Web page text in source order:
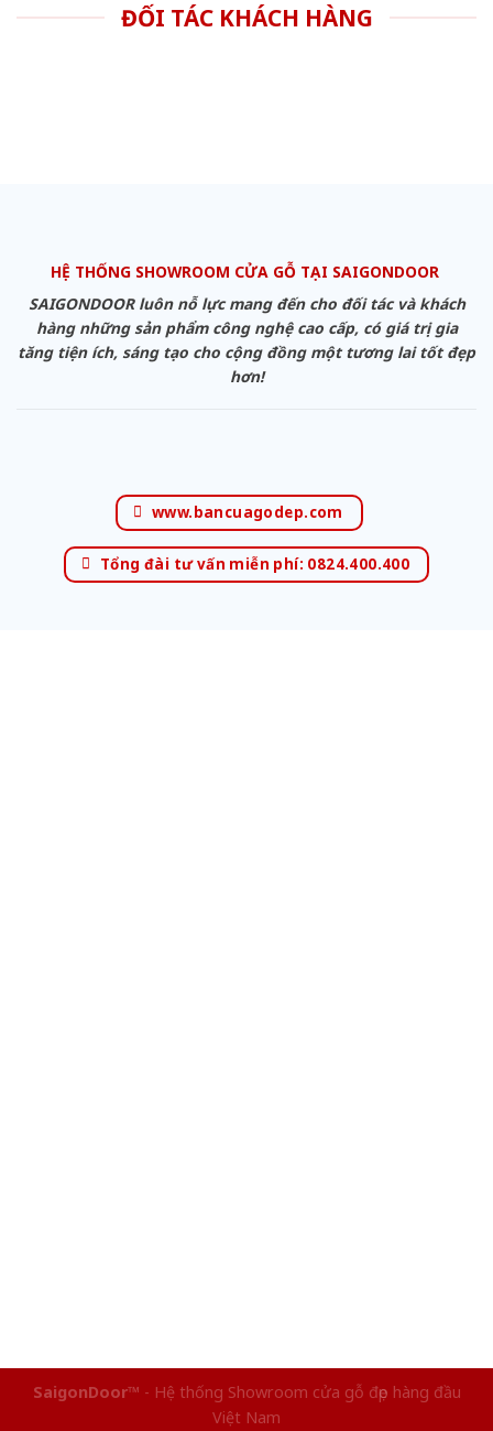
ĐỐI TÁC KHÁCH HÀNG
HỆ THỐNG SHOWROOM CỬA GỖ TẠI SAIGONDOOR
SAIGONDOOR luôn nỗ lực mang đến cho đối tác và khách
hàng những sản phẩm công nghệ cao cấp, có giá trị gia
tăng tiện ích, sáng tạo cho cộng đồng một tương lai tốt đẹp
hơn!
www.bancuagodep.com
Tổng đài tư vấn miễn phí: 0824.400.400
SaigonDoor™ - Hệ thống Showroom cửa gỗ đẹp hàng đầu
Việt Nam